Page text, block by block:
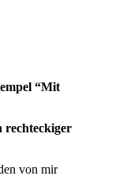
“Mit
rechteckiger
von mir